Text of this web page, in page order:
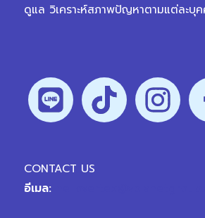
ดูแล วิเคราะห์สภาพปัญหาตามแต่ละบุ
CONTACT US
อีเมล: